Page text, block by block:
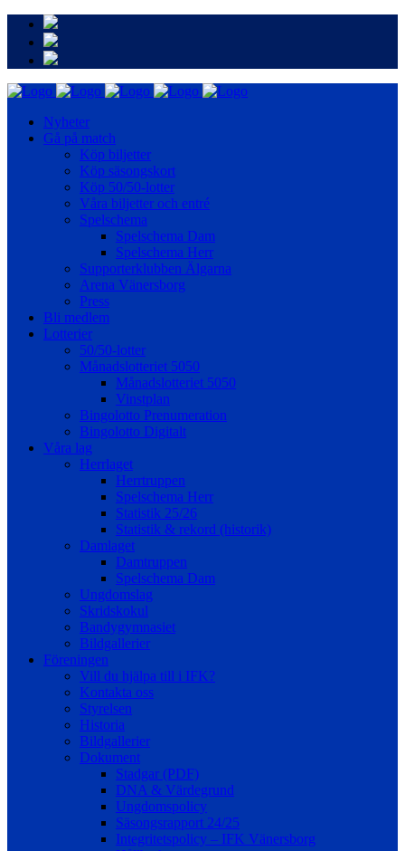
Nyheter
Gå på match
Köp biljetter
Köp säsongskort
Köp 50/50-lotter
Våra biljetter och entré
Spelschema
Spelschema Dam
Spelschema Herr
Supporterklubben Älgarna
Arena Vänersborg
Press
Bli medlem
Lotterier
50/50-lotter
Månadslotteriet 5050
Månadslotteriet 5050
Vinstplan
Bingolotto Prenumeration
Bingolotto Digitalt
Våra lag
Herrlaget
Herrtruppen
Spelschema Herr
Statistik 25/26
Statistik & rekord (historik)
Damlaget
Damtruppen
Spelschema Dam
Ungdomslag
Skridskokul
Bandygymnasiet
Bildgallerier
Föreningen
Vill du hjälpa till i IFK?
Kontakta oss
Styrelsen
Historia
Bildgallerier
Dokument
Stadgar (PDF)
DNA & Värdegrund
Ungdomspolicy
Säsongsrapport 24/25
Integritetspolicy – IFK Vänersborg